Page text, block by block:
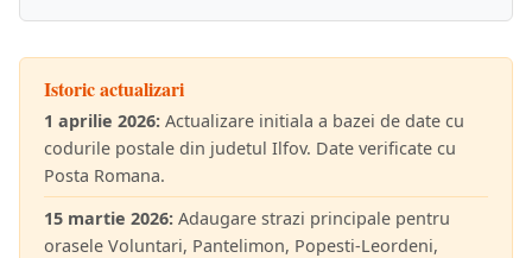
Istoric actualizari
1 aprilie 2026: Actualizare initiala a bazei de date cu
codurile postale din judetul Ilfov. Date verificate cu
Posta Romana.
15 martie 2026: Adaugare strazi principale pentru
orasele Voluntari, Pantelimon, Popesti-Leordeni,